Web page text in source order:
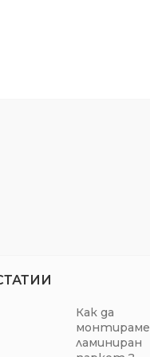
Как да
монтираме
ламиниран